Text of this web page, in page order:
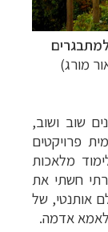
מורג)
שוב ושוב,
פרויקטים
מלאכות
חשתי את
אותנטי, של
לאמא אדמה.